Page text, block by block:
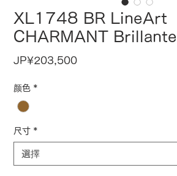
XL1748 BR LineArt
CHARMANT Brillante
JP¥203,500價
颜色 *
尺寸 *